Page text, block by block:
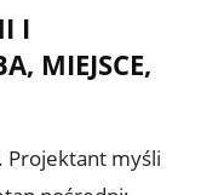
I
MIEJSCE,
Projektant myśli